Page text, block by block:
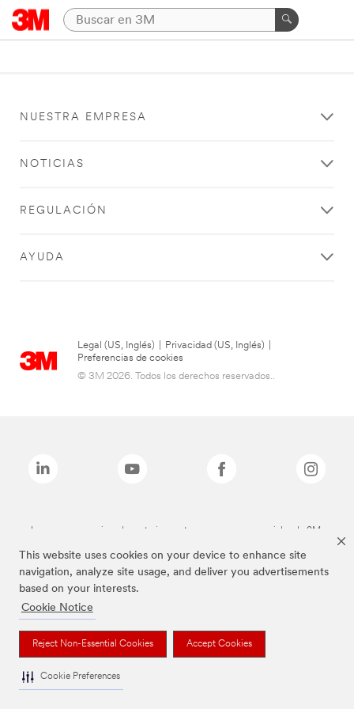
This website uses cookies on your device to enhance site
navigation, analyze site usage, and deliver you advertisements
based on your interests.
Cookie Notice
Reject Non-Essential Cookies Accept Cookies
Cookie Preferences
NUESTRA EMPRESA
NOTICIAS
REGULACIÓN
AYUDA
Legal (US, Inglés) Privacidad (US, Inglés)
Preferencias de cookies
© 3M 2026. Todos los derechos reservados..
Las marcas mencionadas anteriormente son marcas comerciales de 3M.